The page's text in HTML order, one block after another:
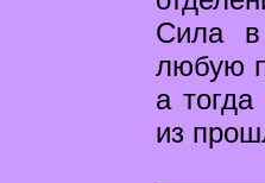
Сила в
любую
а
из